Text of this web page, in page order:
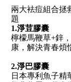
兩大袪痘組合拯
題
1.淨荳膠囊
檸檬馬鞭草+鋅
康，解決青春煩
2.淨巴膠囊
日本專利魚子精